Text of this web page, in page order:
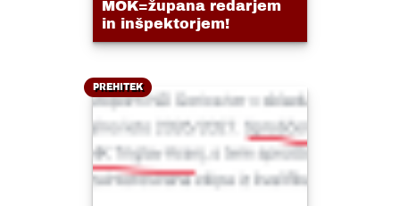
MOK=župana redarjem
in inšpektorjem!
PREHITEK